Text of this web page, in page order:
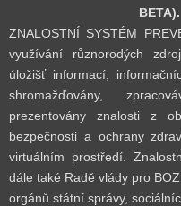
BETA).
ZNALOSTNÍ SYSTÉM
využívání různorodých
úložišť informací,
shromažďovány,
prezentovány znalosti z
bezpečnosti a ochrany
virtuálním prostředí.
dále také Radě vlády pro
orgánů státní správy,